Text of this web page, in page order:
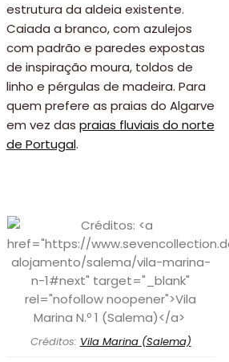
estrutura da aldeia existente.
Caiada a branco, com azulejos
com padrão e paredes expostas
de inspiração moura, toldos de
linho e pérgulas de madeira. Para
quem prefere as praias do Algarve
em vez das praias fluviais do norte
de Portugal.
Créditos: Vila Marina (Salema)